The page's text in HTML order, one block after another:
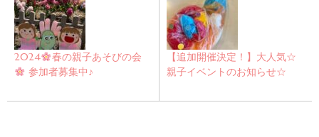
2024
春の親子あそびの会
参加者募集中♪
【追加開催決定！】大人気☆
親子イベントのお知らせ☆